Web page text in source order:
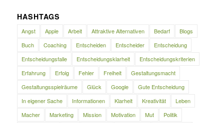
HASHTAGS
Angst Apple Arbeit Attraktive Alternativen Bedarf
Blogs
Buch
Coaching Entscheiden Entscheider
Entscheidung
Entscheidungsfalle
Entscheidungsklarheit
Entscheidungskriterien
Erfahrung
Erfolg Fehler Freiheit
Gestaltungsmacht
Gestaltungsspielräume
Glück Google
Gute Entscheidung
In eigener Sache
Informationen Klarheit Kreativität
Leben
Macher
Marketing Mission Motivation Mut
Politik